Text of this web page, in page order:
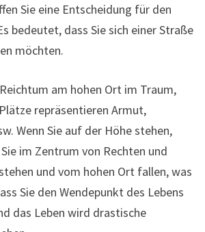
Sie eine Entscheidung für den
bedeutet, dass Sie sich einer Straße
möchten.
am hohen Ort im Traum,
repräsentieren Armut,
Wenn Sie auf der Höhe stehen,
im Zentrum von Rechten und
und vom hohen Ort fallen, was
Sie den Wendepunkt des Lebens
das Leben wird drastische